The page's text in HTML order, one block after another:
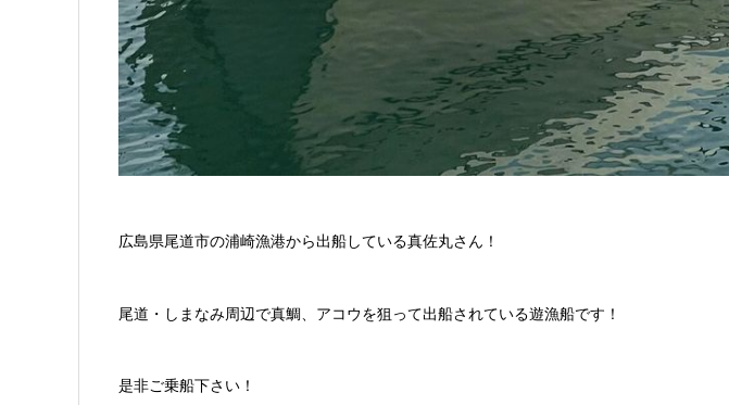
広島県尾道市の浦崎漁港から出船している真佐丸さん！
尾道・しまなみ周辺で真鯛、アコウを狙って出船されている遊漁船です！
是非ご乗船下さい！